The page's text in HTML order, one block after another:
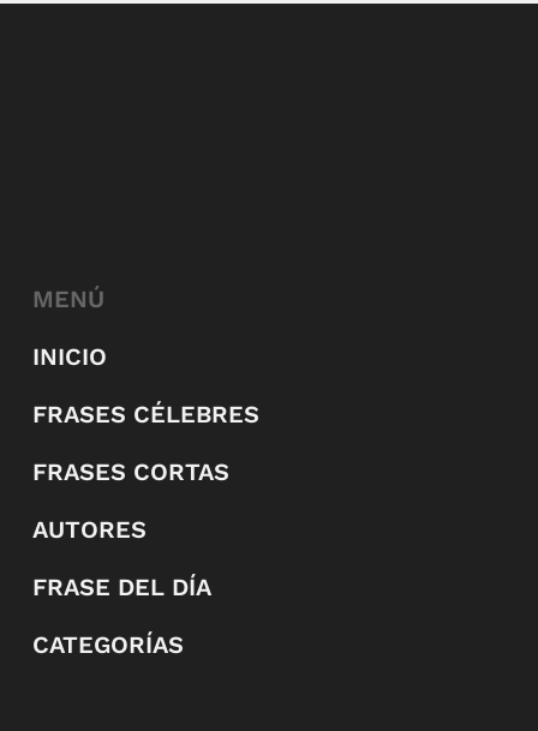
MENÚ
INICIO
FRASES CÉLEBRES
FRASES CORTAS
AUTORES
FRASE DEL DÍA
CATEGORÍAS